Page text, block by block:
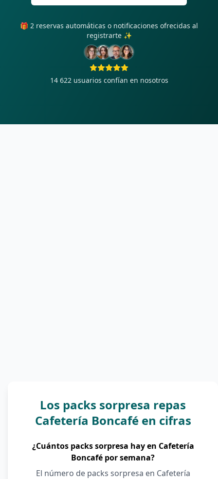
🎁 2 reservas automáticas o notificaciones ofrecidas al
registrarte ✨
14 622 usuarios confían en nosotros
Los packs sorpresa repas
Cafetería Boncafé en cifras
¿Cuántos packs sorpresa hay en Cafetería
Boncafé por semana?
El número de packs sorpresa en Cafetería